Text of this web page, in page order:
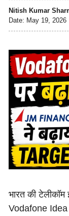
Nitish Kumar
Date: May 19, 2026
भारत की
Vodafone Idea